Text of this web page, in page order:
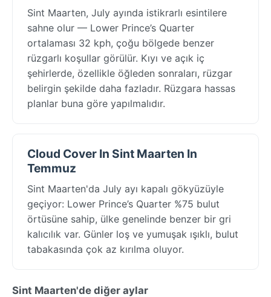
Sint Maarten, July ayında istikrarlı esintilere
sahne olur — Lower Prince’s Quarter
ortalaması 32 kph, çoğu bölgede benzer
rüzgarlı koşullar görülür. Kıyı ve açık iç
şehirlerde, özellikle öğleden sonraları, rüzgar
belirgin şekilde daha fazladır. Rüzgara hassas
planlar buna göre yapılmalıdır.
Cloud Cover In Sint Maarten In
Temmuz
Sint Maarten'da July ayı kapalı gökyüzüyle
geçiyor: Lower Prince’s Quarter %75 bulut
örtüsüne sahip, ülke genelinde benzer bir gri
kalıcılık var. Günler loş ve yumuşak ışıklı, bulut
tabakasında çok az kırılma oluyor.
Sint Maarten'de diğer aylar